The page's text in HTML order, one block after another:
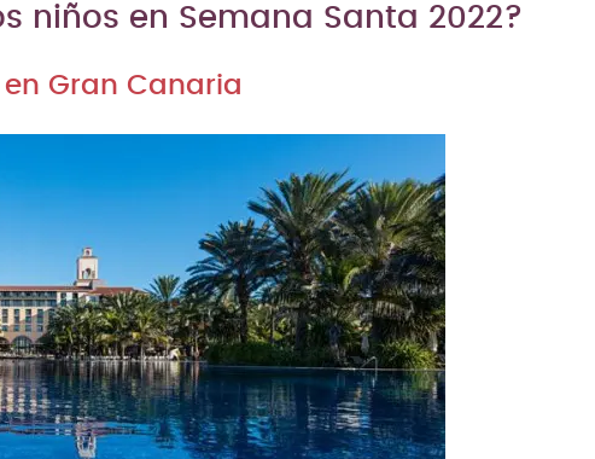
niños en Semana Santa 2022?
en Gran Canaria